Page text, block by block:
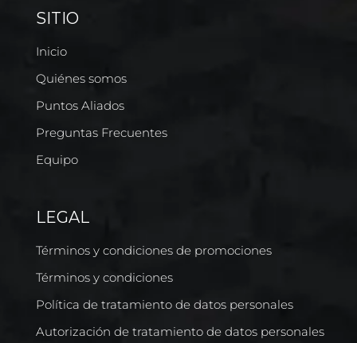
SITIO
Inicio
Quiénes somos
Puntos Aliados
Preguntas Frecuentes
Equipo
LEGAL
Términos y condiciones de promociones
Términos y condiciones
Política de tratamiento de datos personales
Autorización de tratamiento de datos personales